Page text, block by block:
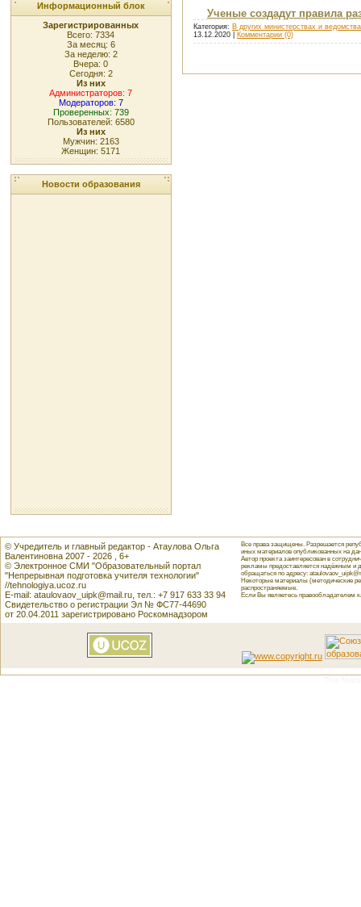
Информационный блок
Зарегистрированных
Всего: 7334
За месяц: 6
За неделю: 2
Вчера: 0
Сегодня: 2
Из них
Администраторов: 7
Модераторов: 7
Проверенных: 739
Пользователей: 6580
Из них
Мужчин: 2163
Женщин: 5171
Новости образования
Ученые создадут правила
Категория: В других министерствах и
13.12.2020
Комментарии (0)
© Учредитель и главный редактор - Атаулова Ольга
Валентиновна 2007 - 2026 , 6+
© Электронное СМИ "Образовательный портал
"Непрерывная подготовка учителя технологии"
//tehnologiya.ucoz.ru
E-mail: ataulovaov_uipk@mail.ru, тел.: +7 917 633 33 94
Свидетельство о регистрации Эл № ФС77-44690
от 20.04.2011 зарегистрировано Роскомнадзором
Все права защищены. Разрешается
иных материалов опубликованных на
Автор проекта заинтересован в
рекламы предоставляется надёжным и
обращаться по адресу:
Некоторые материалы (методические
распространяемые.
Если Вы являетесь правообладателем